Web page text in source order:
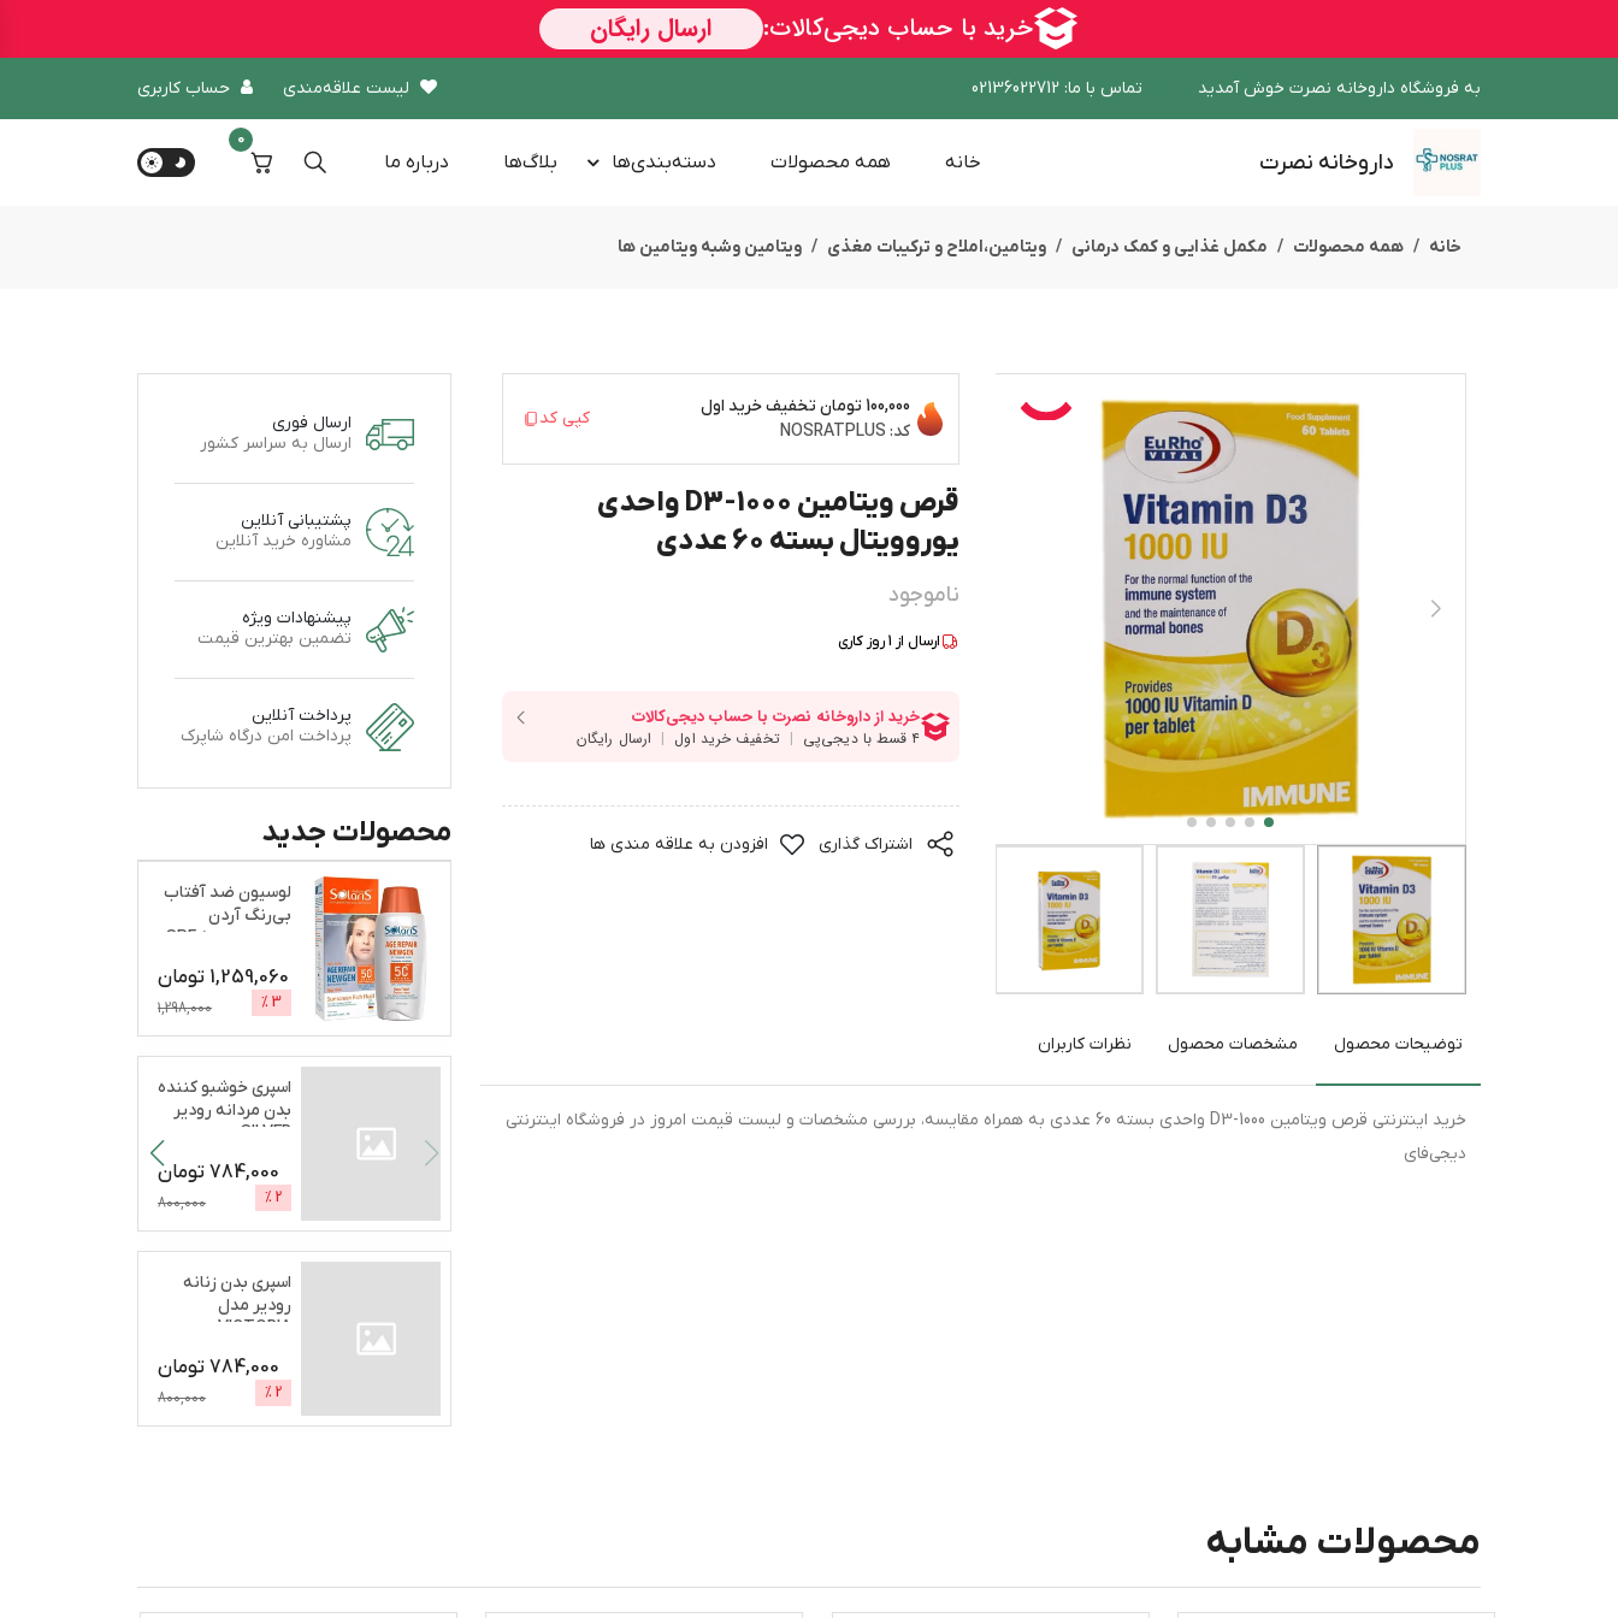
به فروشگاه داروخانه نصرت خوش آمدید تماس با ما:
02136022712 لیست علاقه‌مندی حساب کاربری
داروخانه نصرت خانه همه محصولات دسته‌بندی‌ها بلاگ‌ها درباره‌ ما
0
خانه همه محصولات مکمل غذایی و کمک درمانی ویتامین،املاح و ترکیبات مغذی ویتامین وشبه ویتامین ها
100,000 تومان
تخفیف خرید اول
کد: NOSRATPLUS
کپی کد
قرص ویتامین D3-1000 واحدی
یوروویتال بسته 60 عددی
ناموجود
ارسال از 1روز کاری
اشتراک گذاری افزودن به علاقه مندی ها
توضیحات محصول مشخصات محصول نظرات کاربران
خرید اینترنتی قرص ویتامین D3-1000 واحدی بسته 60 عددی به همراه مقایسه، بررسی مشخصات و لیست قیمت امروز در فروشگاه اینترنتی
دیجی‌فای
ارسال فوری
ارسال به سراسر کشور
پشتیبانی آنلاین
مشاوره خرید آنلاین
پیشنهادات ویژه
تضمین بهترین قیمت
پرداخت آنلاین
پرداخت امن درگاه شاپرک
محصولات جدید
لوسیون ضد آفتاب
بی‌رنگ آردن
1,259,060 تومان
3
%
1,298,000
اسپری خوشبو کننده
بدن مردانه رودیر
SILVER
784,000 تومان
2
%
800,000
اسپری بدن زنانه
رودیر مدل
VICTORIA
...
784,000 تومان
2
%
800,000
محصولات مشابه